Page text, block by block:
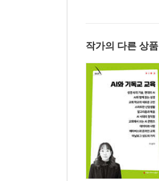
작가의 다른 상품